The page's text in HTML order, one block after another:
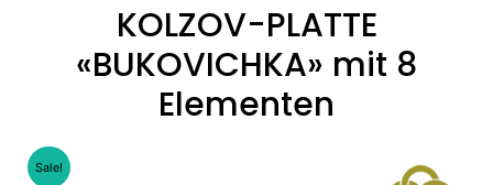
KOLZOV-PLATTE
«BUKOVICHKA» mit 8
Elementen
Sale!